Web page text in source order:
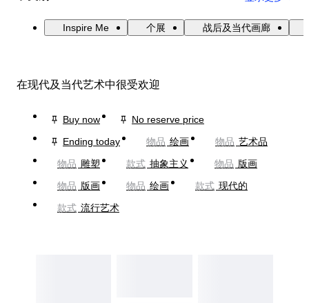
Inspire Me 个展 战后及当代画廊
在现代及当代艺术中很受欢迎
Buy now
No reserve price
Ending today
物品 绘画 物品 艺术品
物品 雕塑 款式 抽象主义 物品 版画
物品 版画 物品 绘画 款式 现代的
款式 流行艺术